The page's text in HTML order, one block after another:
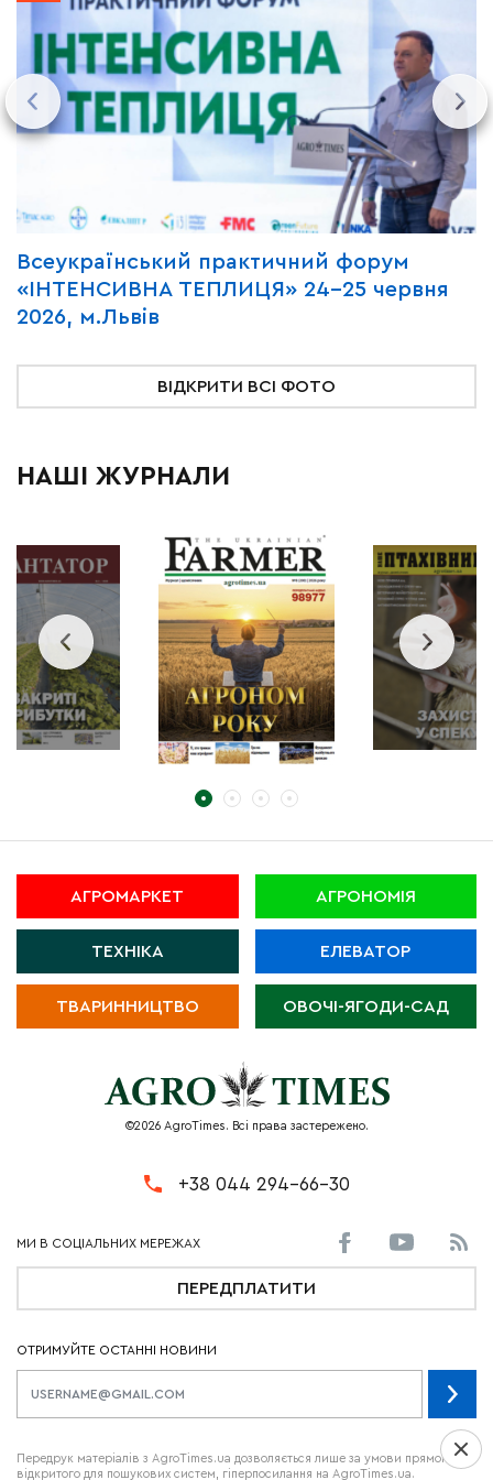
Всеукраїнський практичний форум
«ІНТЕНСИВНА ТЕПЛИЦЯ» 24-25 червня
2026, м.Львів
ВІДКРИТИ ВСІ ФОТО
НАШІ ЖУРНАЛИ
АГРОМАРКЕТ АГРОНОМІЯ
ТЕХНІКА ЕЛЕВАТОР
ТВАРИННИЦТВО ОВОЧІ-ЯГОДИ-САД
©2026 AgroTimes. Всі права застережено.
+38 044 294-66-30
ПЕРЕДПЛАТИТИ
ОТРИМУЙТЕ ОСТАННІ НОВИНИ
Передрук матеріалів з AgroTimes.ua дозволяється лише за умови прямого,
відкритого для пошукових систем, гіперпосилання на AgroTimes.ua.